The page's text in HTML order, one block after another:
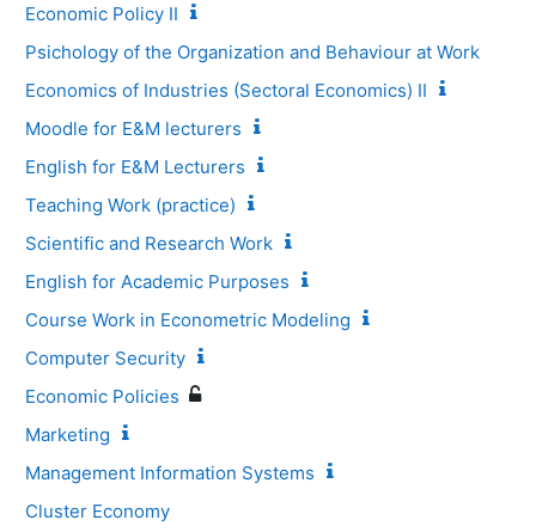
Economic Policy II
Psichology of the Organization and Behaviour at Work
Economics of Industries (Sectoral Economics) II
Moodle for E&M lecturers
English for E&M Lecturers
Teaching Work (practice)
Scientific and Research Work
English for Academic Purposes
Course Work in Econometric Modeling
Computer Security
Economic Policies
Marketing
Management Information Systems
Cluster Economy